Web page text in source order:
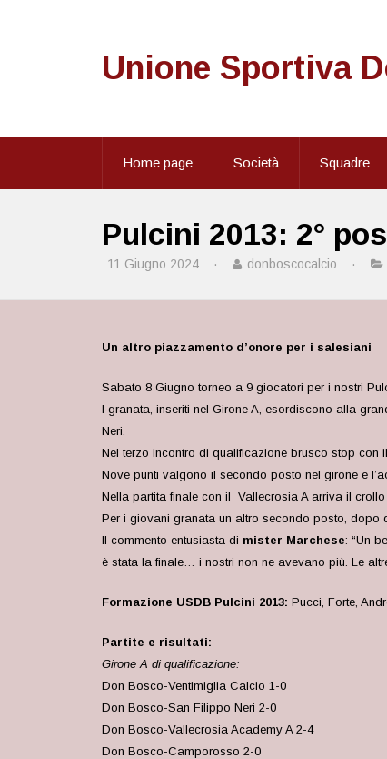
Unione Sportiva
Home page Società Squadre
Pulcini 2013: 2°
11 Giugno 2024 · donboscocalcio ·
Un altro piazzamento d’onore per i salesiani
Sabato 8 Giugno torneo a 9 giocatori per i nostri
I granata, inseriti nel Girone A, esordiscono alla
Neri.
Nel terzo incontro di qualificazione brusco stop
Nove punti valgono il secondo posto nel girone e
Nella partita finale con il Vallecrosia A arriva il
Per i giovani granata un altro secondo posto, dopo
Il commento entusiasta di mister Marchese: “Un
è stata la finale… i nostri non ne avevano più. Le
Formazione USDB Pulcini 2013: Pucci, Forte,
Partite e risultati:
Girone A di qualificazione:
Don Bosco-Ventimiglia Calcio 1-0
Don Bosco-San Filippo Neri 2-0
Don Bosco-Vallecrosia Academy A 2-4
Don Bosco-Camporosso 2-0